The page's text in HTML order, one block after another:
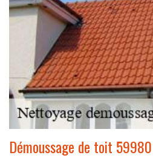
Démoussage de toit 59980